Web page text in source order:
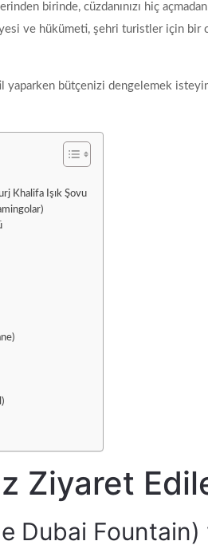
birinde, cüzdanınızı hiç
ve hükümeti, şehri turistler için
yaparken bütçenizi dengelemek
Khalifa Işık Şovu
Ziyaret
Dubai